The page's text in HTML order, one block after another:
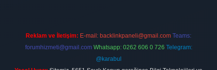
Reklam ve İletişim: E-mail: backlinkpaneli@gmail.com Teams:
forumhizmeti@gmail.com Whatsapp: 0262 606 0 726 Telegram:
@karabul